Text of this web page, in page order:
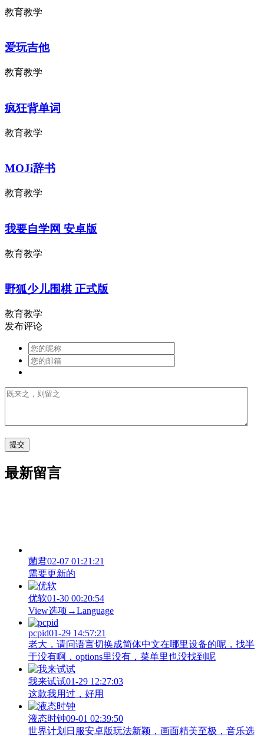
教育教学
爱玩吉他
教育教学
疯狂背单词
教育教学
MOJi辞书
教育教学
我要自学网 安卓版
教育教学
野狐少儿围棋 正式版
教育教学
发布评论
最新留言
菌君02-07 01:21:21
需要更新的
优软01-30 00:20:54
View‌选项→Language
pcpid01-29 14:57:21
老大，请问语言切换成简体中文在哪里设备的呢，找半
于没有啊，options里没有，菜单里也没找到呢
我来试试01-29 12:27:03
这款我用过，好用
液态时钟09-01 02:39:50
世界计划日服安卓版玩法新颖，画面精美至极，音乐选